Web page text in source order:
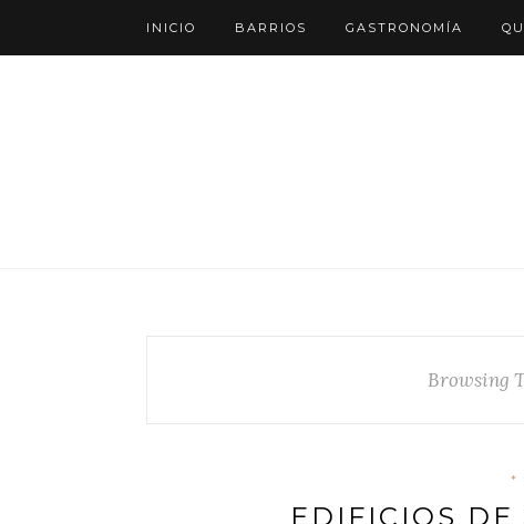
INICIO BARRIOS GASTRONOMÍA
Browsing
*
EDIFICIOS